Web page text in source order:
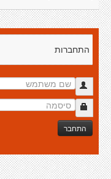
התחברות
התחבר